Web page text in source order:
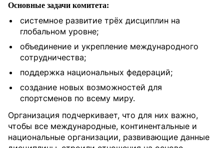
Основные задачи комитета:
системное развитие трёх дисциплин на
глобальном уровне;
объединение и укрепление международного
сотрудничества;
поддержка национальных федераций;
создание новых возможностей для
спортсменов по всему миру.
Организация подчеркивает, что для них важно,
чтобы все международные, континентальные и
национальные организации, развивающие данные